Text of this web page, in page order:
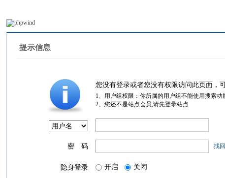
提示信息
您没有登录或者您没有权限访问此页面，
1、用户组权限：你所属的用户组不能使用搜索功
2、您还不是站点会员,请先登录站点
密 码 找
隐身登录 开启 关闭